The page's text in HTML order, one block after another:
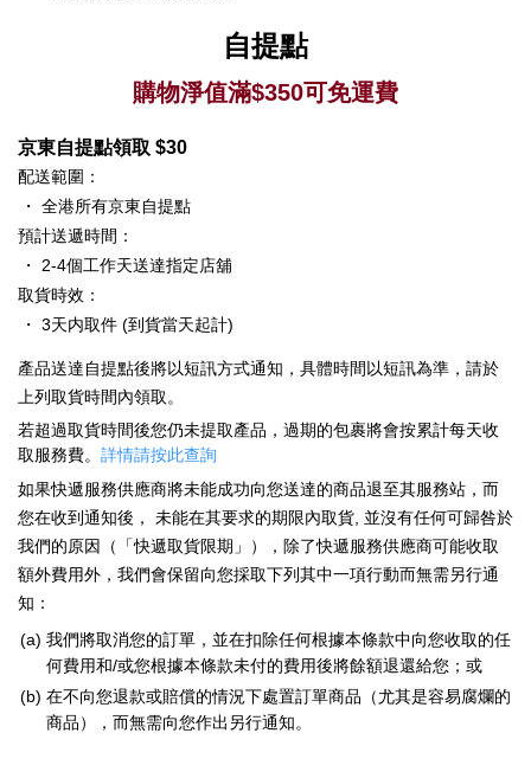
自提點
購物淨值滿$350可免運費
京東自提點領取 $30
配送範圍：
・ 全港所有京東自提點
預計送遞時間：
・
2-4個工作天送達指定店舖
取貨時效：
・ 3天内取件 (到貨當天起計)
產品送達自提點後將以短訊方式通知，具體時間以短訊為準，請於
上列取貨時間內領取。
若超過取貨時間後您仍未提取產品，過期的包裹將會按累計每天收
取服務費。 詳情請按此查詢
如果快遞服務供應商將未能成功向您送達的商品退至其服務站，而
您在收到通知後， 未能在其要求的期限內取貨, 並沒有任何可歸咎於
我們的原因（「快遞取貨限期」），除了快遞服務供應商可能收取
額外費用外，我們會保留向您採取下列其中一項行動而無需另行通
知：
(a) 我們將取消您的訂單，並在扣除任何根據本條款中向您收取的任
何費用和/或您根據本條款未付的費用後將餘額退還給您；或
(b) 在不向您退款或賠償的情況下處置訂單商品（尤其是容易腐爛的
商品），而無需向您作出另行通知。